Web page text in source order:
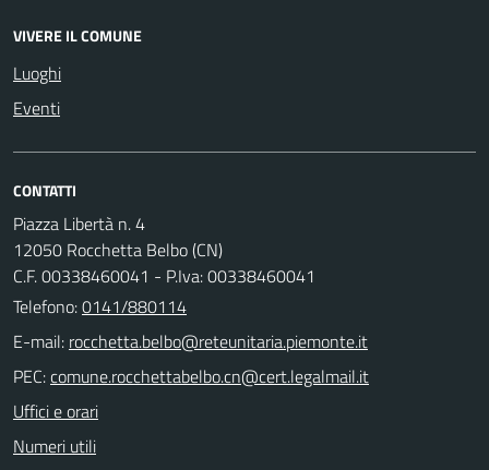
VIVERE IL COMUNE
Luoghi
Eventi
CONTATTI
Piazza Libertà n. 4
12050 Rocchetta Belbo (CN)
C.F. 00338460041 - P.Iva: 00338460041
Telefono:0141/880114
E-mail:
PEC:
Uffici e orari
Numeri utili